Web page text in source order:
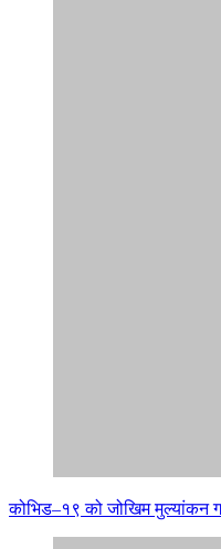
कोभिड–१९ को जोखिम मुल्यांकन